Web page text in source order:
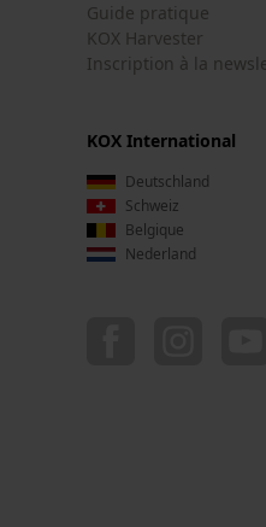
Guide pratique
KOX Harvester
Inscription à la
KOX International
Deutschland
Schweiz
Belgique
Nederland